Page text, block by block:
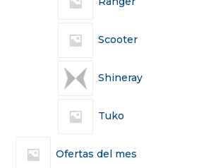
Scooter
Shineray
Tuko
Ofertas del mes